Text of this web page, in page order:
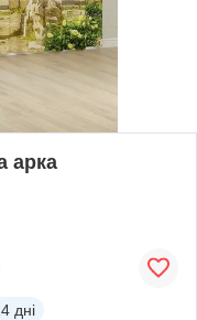
арка
дні